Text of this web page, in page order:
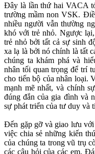
Đây là lần thứ hai VACA
trường mầm non VSK.
nhiều người vẫn thường
khó với trẻ nhỏ. Ngược
trẻ nhỏ bởi tất cả sự sinh
xa lạ là bởi nó chính là tất
chúng ta khám phá và
nhân tối quan trọng để trí
cho tiến bộ của nhân loại.
mạnh mẽ nhất, và chính
đúng đắn của gia đình và
sự phát triển của tư duy và
Đến gặp gỡ và giao lưu
việc chia sẻ những kiến
của chúng ta trong vũ trụ
các câu hỏi của các em.